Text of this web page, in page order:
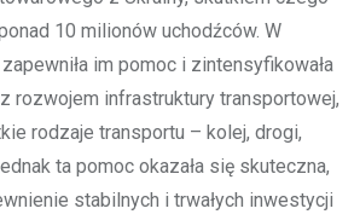
10 milionów uchodźców. W
im pomoc i zintensyfikowała
rozwojem infrastruktury transportowej,
rodzaje transportu – kolej, drogi,
ta pomoc okazała się skuteczna,
stabilnych i trwałych inwestycji